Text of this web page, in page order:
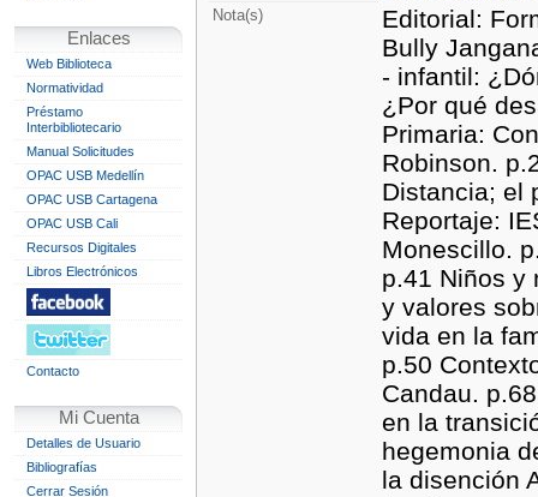
Enlaces
Web Biblioteca
Normatividad
Préstamo
Interbibliotecario
Manual Solicitudes
OPAC USB Medellín
OPAC USB Cartagena
OPAC USB Cali
Recursos Digitales
Libros Electrónicos
Contacto
Mi Cuenta
Detalles de Usuario
Bibliografías
Cerrar Sesión
Nota(s)
Editorial:
Bully
- infantil:
¿Por qué
Primaria:
Robinson.
Distancia; el
Reportaje:
Monescillo.
p.41 Niños y
y valores
vida en la
p.50
Candau.
en la
hegemonia
la disención